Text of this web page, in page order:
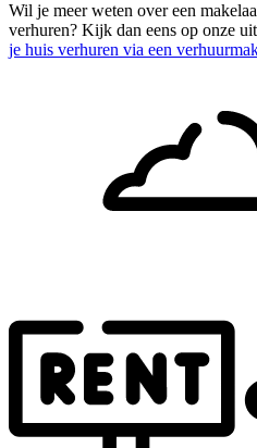
Wil je meer weten over een
verhuren? Kijk dan eens op onze
je huis verhuren via een